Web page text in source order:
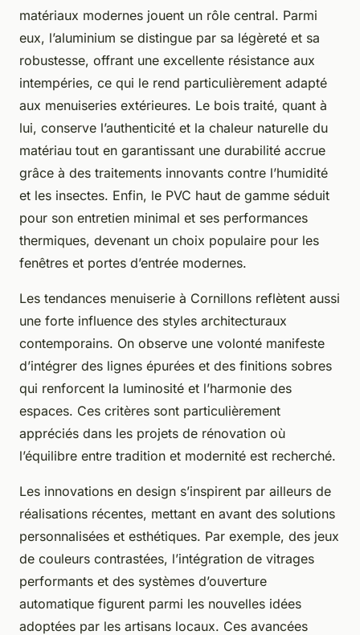
matériaux modernes jouent un rôle central. Parmi
eux, l’aluminium se distingue par sa légèreté et sa
robustesse, offrant une excellente résistance aux
intempéries, ce qui le rend particulièrement adapté
aux menuiseries extérieures. Le bois traité, quant à
lui, conserve l’authenticité et la chaleur naturelle du
matériau tout en garantissant une durabilité accrue
grâce à des traitements innovants contre l’humidité
et les insectes. Enfin, le PVC haut de gamme séduit
pour son entretien minimal et ses performances
thermiques, devenant un choix populaire pour les
fenêtres et portes d’entrée modernes.
Les tendances menuiserie à Cornillons reflètent aussi
une forte influence des styles architecturaux
contemporains. On observe une volonté manifeste
d’intégrer des lignes épurées et des finitions sobres
qui renforcent la luminosité et l’harmonie des
espaces. Ces critères sont particulièrement
appréciés dans les projets de rénovation où
l’équilibre entre tradition et modernité est recherché.
Les innovations en design s’inspirent par ailleurs de
réalisations récentes, mettant en avant des solutions
personnalisées et esthétiques. Par exemple, des jeux
de couleurs contrastées, l’intégration de vitrages
performants et des systèmes d’ouverture
automatique figurent parmi les nouvelles idées
adoptées par les artisans locaux. Ces avancées